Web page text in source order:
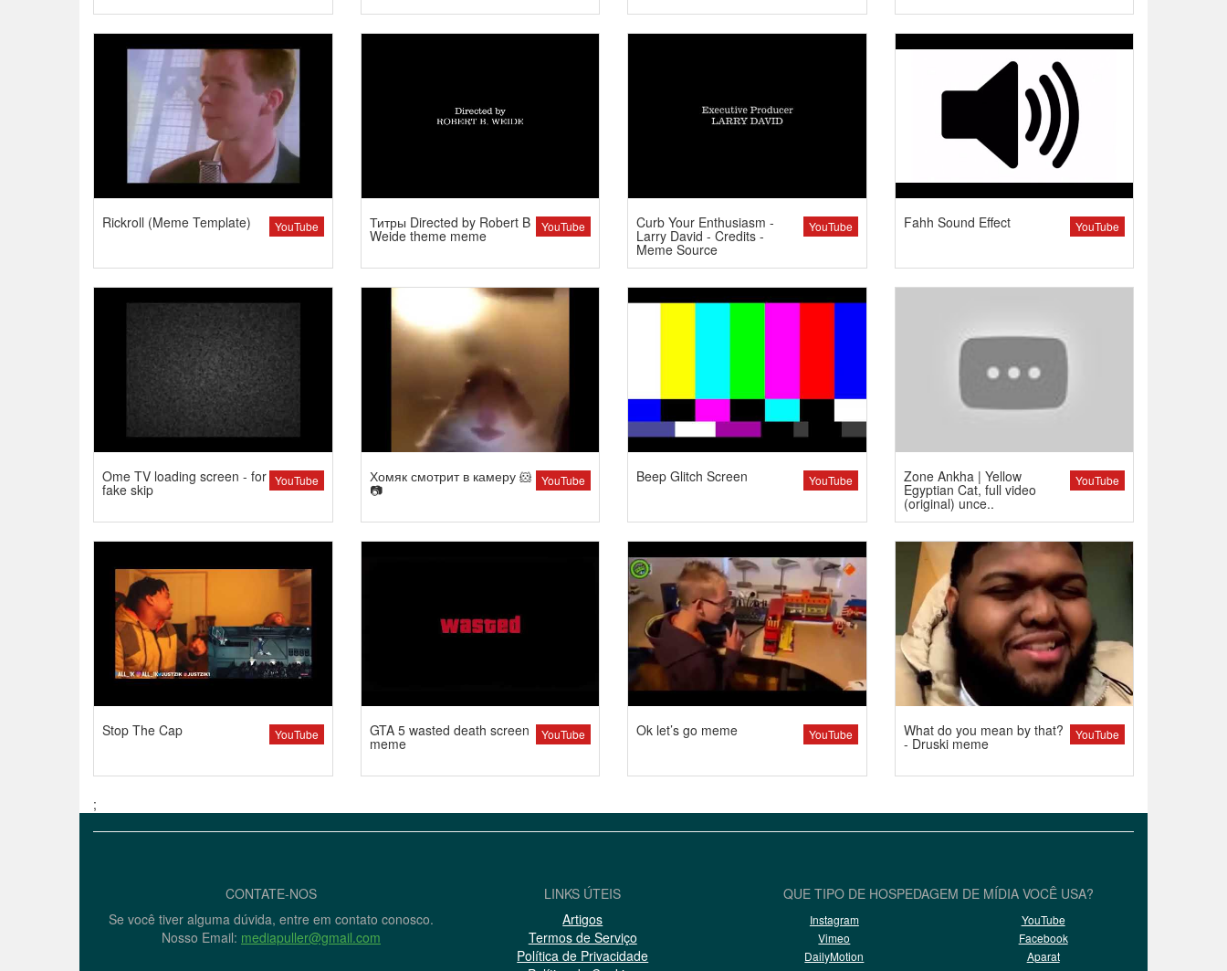
YouTube
Rickroll (Meme Template) YouTube
Титры Directed by Robert B
Weide theme meme
YouTube
Curb Your Enthusiasm -
Larry David - Credits -
Meme Source
YouTube
Fahh Sound Effect
YouTube
Ome TV loading screen - for
fake skip
YouTube
Хомяк смотрит в камеру 🐹
📷
YouTube
Beep Glitch Screen YouTube
Zone Ankha | Yellow
Egyptian Cat, full video
(original) unce..
YouTube
Stop The Cap YouTube
GTA 5 wasted death screen
meme
YouTube
Ok let’s go meme YouTube
What do you mean by that?
- Druski meme
;
CONTATE-NOS
Se você tiver alguma dúvida, entre em contato conosco.
Nosso Email: mediapuller@gmail.com
LINKS ÚTEIS
Artigos
Termos de Serviço
Política de Privacidade
QUE TIPO DE HOSPEDAGEM DE MÍDIA VOCÊ USA?
Instagram
YouTube
Vimeo
Facebook
DailyMotion
Aparat